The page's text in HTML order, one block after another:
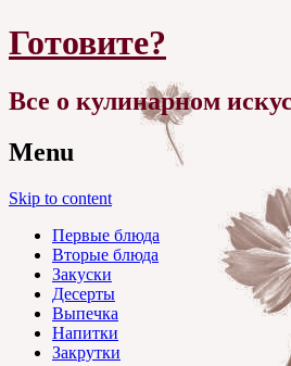
Готовите?
Все о кулинарном
Menu
Skip to content
Первые блюда
Вторые блюда
Закуски
Десерты
Выпечка
Напитки
Закрутки